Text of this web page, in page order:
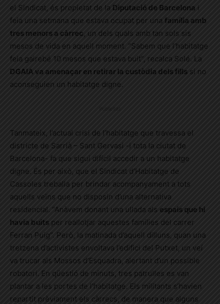
el Sindicat, és propietat de la Diputació de Barcelona i
feia una setmana que estava ocupat per una família amb
tres menors a càrrec , un dels quals amb tan sols sis
mesos de vida en aquell moment. “Sabem que l’habitatge
feia gairebé 10 mesos que estava buit”, recalca Solé. La
DGAIA va amenaçar en retirar la custòdia dels fills si no
aconseguien un habitatge digne.
Tanmateix, l’actual crisi de l’habitatge que travessa el
districte de Sarrià – Sant Gervasi -i tota la ciutat de
Barcelona- fa que sigui difícil accedir a un habitatge
digne. És per això, que el Sindicat d’Habitatge de
Cassoles treballa per brindar acompanyament a tots
aquells veïns que no disposin d’una alternativa
residencial. “Anàvem donant una ullada als espais que hi
havia buits per reallotjar aquestes famílies del carrer
Ferran Puig”. Però, la matinada d’aquell dilluns, quan una
tretzena d’activistes envoltava l’edifici del Putxet, un veí
va trucar als Mossos d’Esquadra, alertant d’un possible
robatori. En qüestió de minuts, tres patrulles es van
plantar a les portes de l’habitatge. Els militants s’havien
repartit prèviament els càrrecs, de manera que alguns